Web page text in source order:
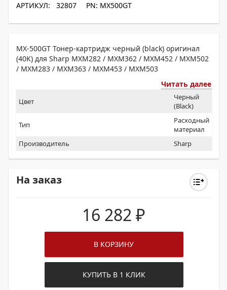
АРТИКУЛ: 32807 PN: MX500GT
MX-500GT Тонер-картридж черный (black) оригинал
(40K) для Sharp MXM282 / MXM362 / MXM452 / MXM502
/ MXM283 / MXM363 / MXM453 / MXM503
Читать далее
Цвет
Черный
(Black)
Тип
Расходный
материал
Производитель
Sharp
На заказ
16 282 ₽
В КОРЗИНУ
КУПИТЬ В 1 КЛИК